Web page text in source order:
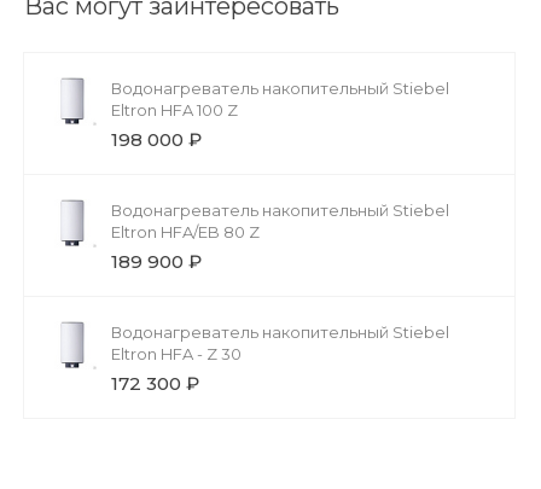
Водонагреватель накопительный Stiebel
Eltron HFA 100 Z
198 000 ₽
Водонагреватель накопительный Stiebel
Eltron HFA/EB 80 Z
189 900 ₽
Водонагреватель накопительный Stiebel
Eltron HFA - Z 30
172 300 ₽